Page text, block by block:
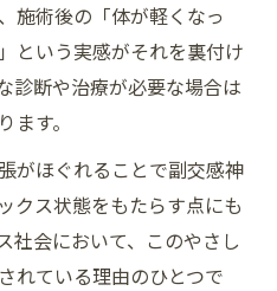
施術後の「体が軽くなっ
という実感がそれを裏付け
診断や治療が必要な場合は
す。
がほぐれることで副交感神
クス状態をもたらす点にも
社会において、このやさし
れている理由のひとつで